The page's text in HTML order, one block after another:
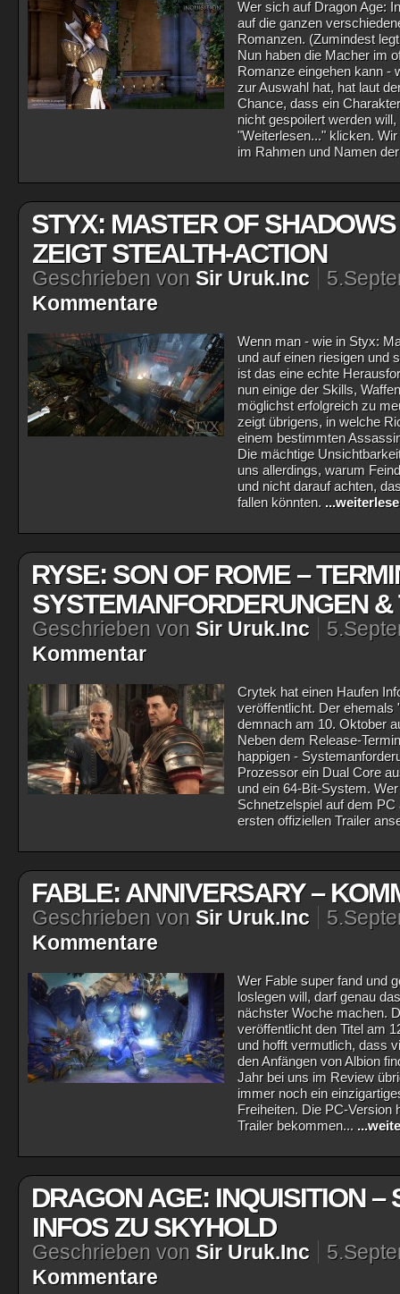
Wer sich auf Dragon Age:
auf die ganzen
Romanzen. (Zumindest
Nun haben die Macher im
Romanze eingehen kann -
zur Auswahl hat, hat laut
Chance, dass ein
nicht gespoilert werden
"Weiterlesen..." klicken.
im Rahmen und Namen
STYX: MASTER OF
ZEIGT STEALTH-ACTION
Geschrieben von Sir Uruk.Inc
Kommentare
Wenn man - wie in Styx:
und auf einen riesigen und
ist das eine echte
nun einige der Skills,
möglichst erfolgreich zu
zeigt übrigens, in welche
einem bestimmten
Die mächtige
uns allerdings, warum
und nicht darauf achten,
fallen könnten.
RYSE: SON OF ROME –
SYSTEMANFORDERUNGEN
Geschrieben von Sir Uruk.Inc
Kommentar
Crytek hat einen Haufen
veröffentlicht. Der ehemals
demnach am 10. Oktober
Neben dem Release-
happigen -
Prozessor ein Dual Core
und ein 64-Bit-System.
Schnetzelspiel auf dem
ersten offiziellen Trailer
FABLE: ANNIVERSARY –
Geschrieben von Sir Uruk.Inc
Kommentare
Wer Fable super fand und
loslegen will, darf genau
nächster Woche machen.
veröffentlicht den Titel am
und hofft vermutlich, dass
den Anfängen von Albion
Jahr bei uns im Review
immer noch ein
Freiheiten. Die PC-Version
Trailer bekommen...
DRAGON AGE: INQUISITION –
INFOS ZU SKYHOLD
Geschrieben von Sir Uruk.Inc
Kommentare